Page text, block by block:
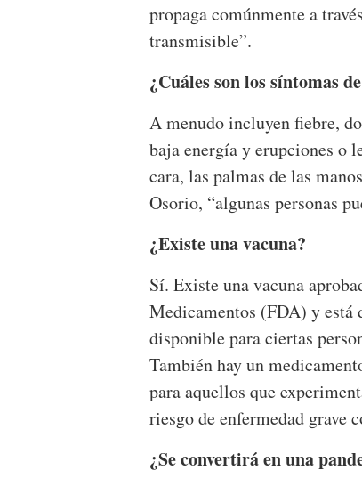
propaga comúnmente a
transmisible”.
¿Cuáles son los síntomas
A menudo incluyen fiebre,
baja energía y erupciones o
cara, las palmas de las
Osorio, “algunas personas
¿Existe una vacuna?
Sí. Existe una vacuna
Medicamentos (FDA) y está
disponible para ciertas
También hay un
para aquellos que
riesgo de enfermedad grave
¿Se convertirá en una